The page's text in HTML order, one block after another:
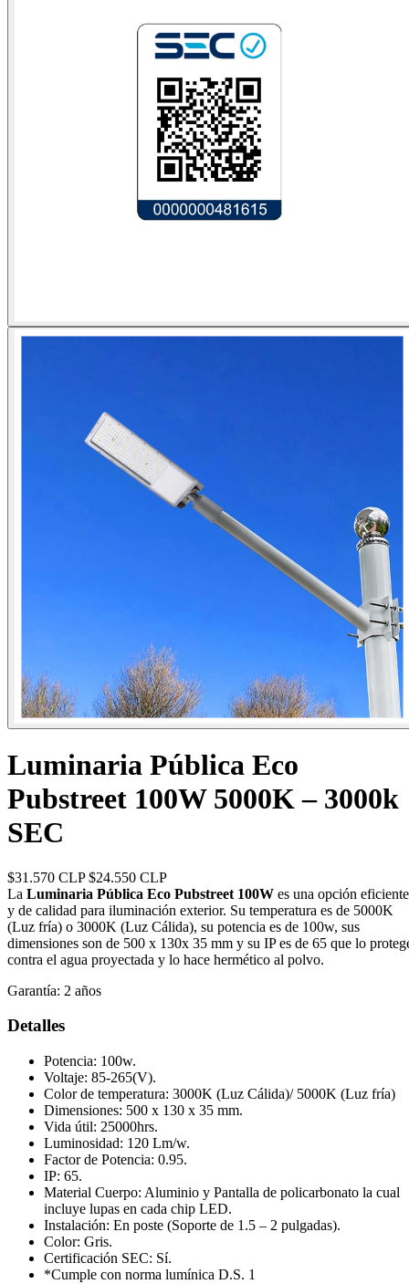
Luminaria Pública Eco
Pubstreet 100W 5000K – 3000k
SEC
$31.570 CLP $24.550 CLP
La Luminaria Pública Eco Pubstreet 100W es una opción eficiente
y de calidad para iluminación exterior. Su temperatura es de 5000K
(Luz fría) o 3000K (Luz Cálida), su potencia es de 100w, sus
dimensiones son de 500 x 130x 35 mm y su IP es de 65 que lo
contra el agua proyectada y lo hace hermético al polvo.
Garantía: 2 años
Detalles
Potencia: 100w.
Voltaje: 85-265(V).
Color de temperatura: 3000K (Luz Cálida)/ 5000K (Luz fría)
Dimensiones: 500 x 130 x 35 mm.
Vida útil: 25000hrs.
Luminosidad: 120 Lm/w.
Factor de Potencia: 0.95.
IP: 65.
Material Cuerpo: Aluminio y Pantalla de policarbonato la cual
incluye lupas en cada chip LED.
Instalación: En poste (Soporte de 1.5 – 2 pulgadas).
Color: Gris.
Certificación SEC: Sí.
*Cumple con norma lumínica D.S. 1